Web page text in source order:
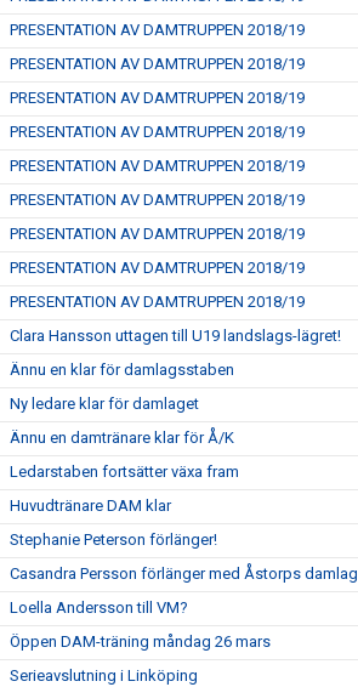
PRESENTATION AV DAMTRUPPEN 2018/19
PRESENTATION AV DAMTRUPPEN 2018/19
PRESENTATION AV DAMTRUPPEN 2018/19
PRESENTATION AV DAMTRUPPEN 2018/19
PRESENTATION AV DAMTRUPPEN 2018/19
PRESENTATION AV DAMTRUPPEN 2018/19
PRESENTATION AV DAMTRUPPEN 2018/19
PRESENTATION AV DAMTRUPPEN 2018/19
PRESENTATION AV DAMTRUPPEN 2018/19
Clara Hansson uttagen till U19 landslags-lägret!
Ännu en klar för damlagsstaben
Ny ledare klar för damlaget
Ännu en damtränare klar för Å/K
Ledarstaben fortsätter växa fram
Huvudtränare DAM klar
Stephanie Peterson förlänger!
Casandra Persson förlänger med Åstorps damlag
Loella Andersson till VM?
Öppen DAM-träning måndag 26 mars
Serieavslutning i Linköping